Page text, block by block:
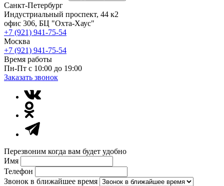
Санкт-Петербург
Индустриальный проспект, 44 к2
офис 306, БЦ "Охта-Хаус"
+7 (921) 941-75-54
Москва
+7 (921) 941-75-54
Время работы
Пн-Пт с 10:00 до 19:00
Заказать звонок
Перезвоним когда вам будет удобно
Имя
Телефон
Звонок в ближайшее время